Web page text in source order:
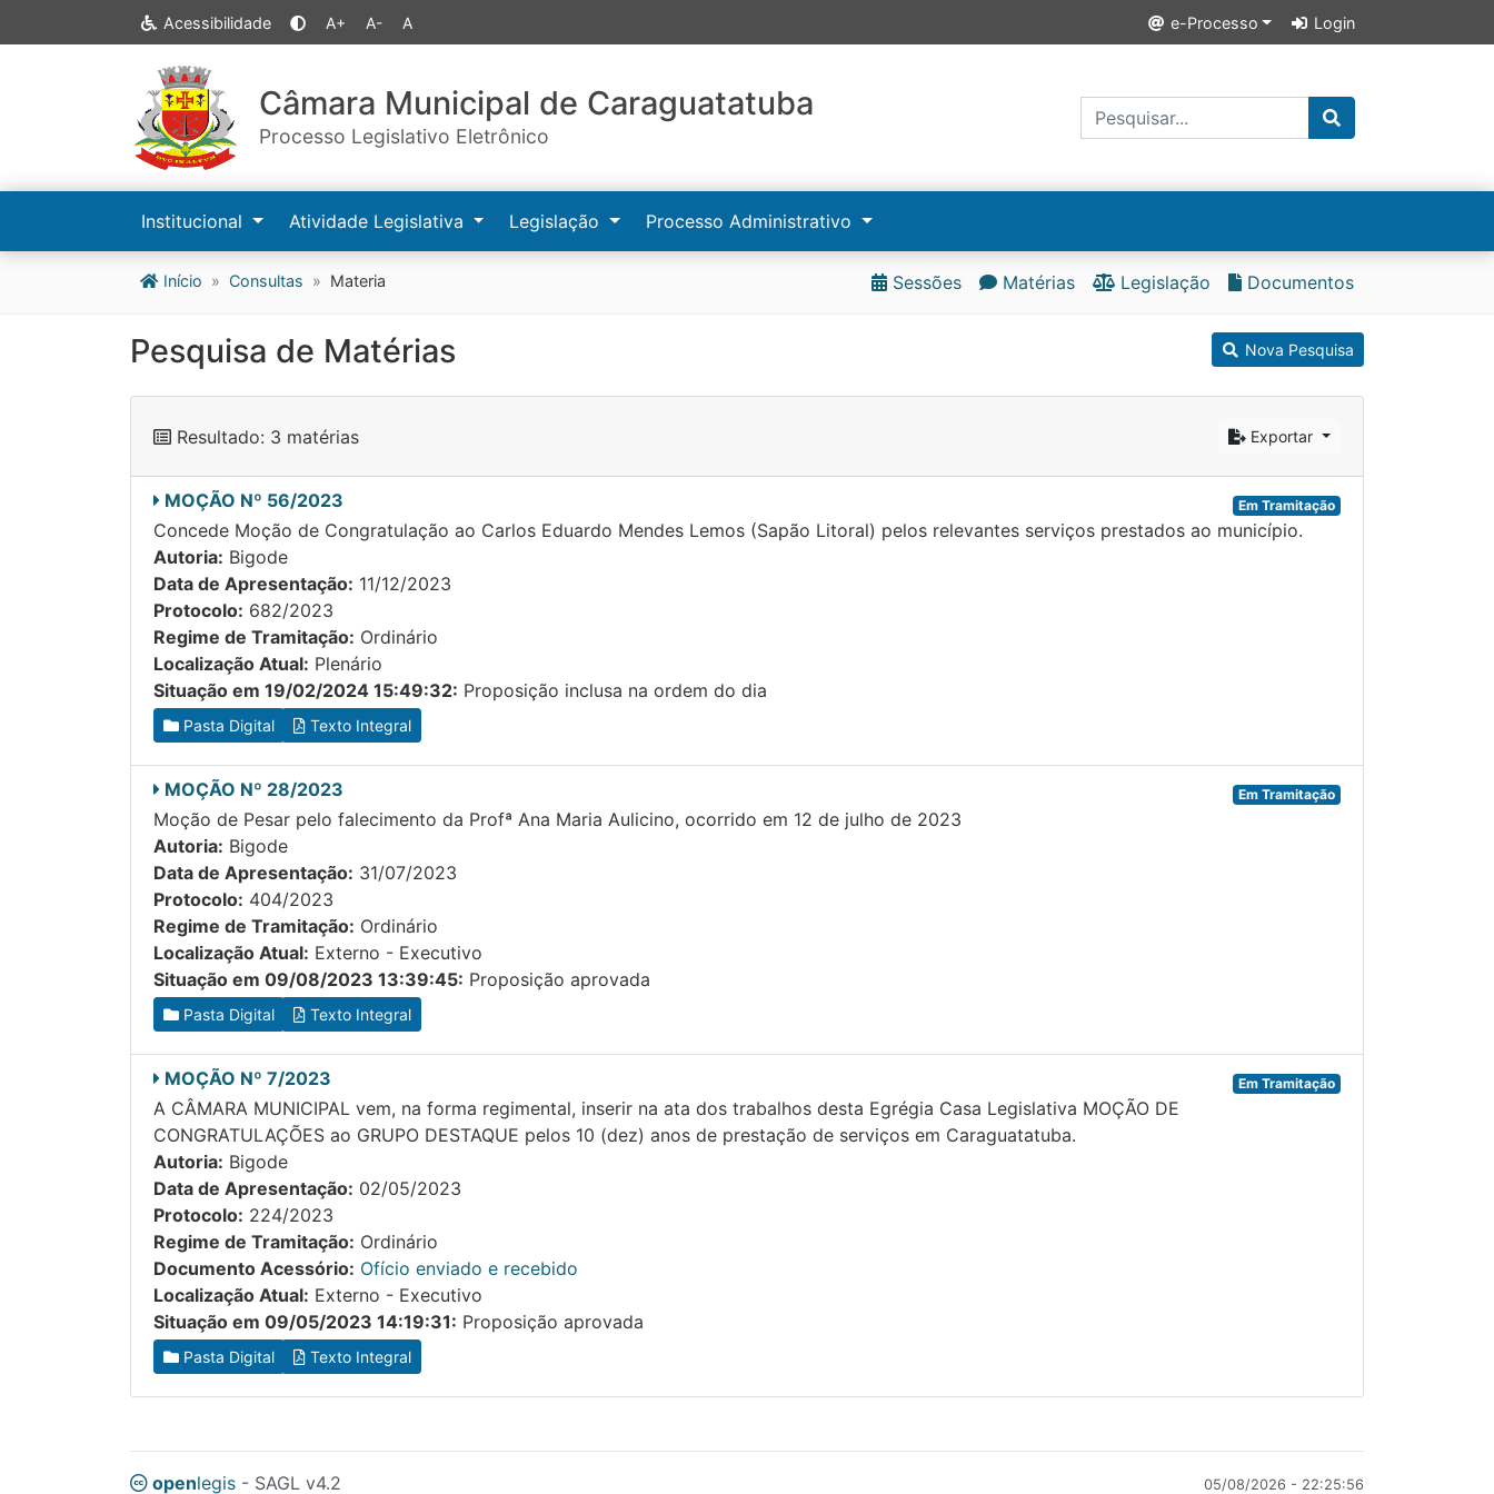
Acessibilidade A+ A- A e-Processo Login
Câmara Municipal de Caraguatatuba
Processo Legislativo Eletrônico
Institucional Atividade Legislativa Legislação Processo Administrativo
Início Consultas Materia Sessões Matérias Legislação Documentos
Pesquisa de Matérias Nova Pesquisa
Resultado: 3 matérias Exportar
MOÇÃO Nº 56/2023 Em Tramitação
Concede Moção de Congratulação ao Carlos Eduardo Mendes Lemos (Sapão Litoral) pelos relevantes serviços prestados ao município.
Autoria: Bigode
Data de Apresentação: 11/12/2023
Protocolo: 682/2023
Regime de Tramitação: Ordinário
Localização Atual: Plenário
Situação em 19/02/2024 15:49:32: Proposição inclusa na ordem do dia
Pasta Digital Texto Integral
MOÇÃO Nº 28/2023 Em Tramitação
Moção de Pesar pelo falecimento da Profª Ana Maria Aulicino, ocorrido em 12 de julho de 2023
Autoria: Bigode
Data de Apresentação: 31/07/2023
Protocolo: 404/2023
Regime de Tramitação: Ordinário
Localização Atual: Externo - Executivo
Situação em 09/08/2023 13:39:45: Proposição aprovada
Pasta Digital Texto Integral
MOÇÃO Nº 7/2023 Em Tramitação
A CÂMARA MUNICIPAL vem, na forma regimental, inserir na ata dos trabalhos desta Egrégia Casa Legislativa MOÇÃO DE
CONGRATULAÇÕES ao GRUPO DESTAQUE pelos 10 (dez) anos de prestação de serviços em Caraguatatuba.
Autoria: Bigode
Data de Apresentação: 02/05/2023
Protocolo: 224/2023
Regime de Tramitação: Ordinário
Documento Acessório: Ofício enviado e recebido
Localização Atual: Externo - Executivo
Situação em 09/05/2023 14:19:31: Proposição aprovada
Pasta Digital Texto Integral
openlegis - SAGL v4.2 05/08/2026 - 22:25:56